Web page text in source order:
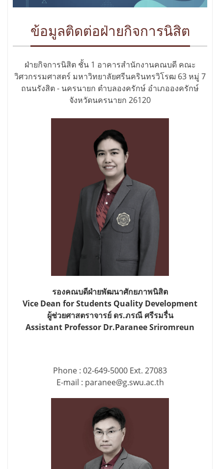
ข้อมูลติดต่อฝ่ายกิจการนิสิต
ฝ่ายกิจการนิสิต ชั้น 1 อาคารสำนักงานคณบดี คณะ
วิศวกรรมศาสตร์ มหาวิทยาลัยศรีนครินทรวิโรฒ 63 หมู่ 7
ถนนรังสิต - นครนายก ตำบลองครักษ์ อำเภอองครักษ์
จังหวัดนครนายก 26120
รองคณบดีฝ่ายพัฒนาศักยภาพนิสิต
Vice Dean for Students Quality Development
ผู้ช่วยศาสตราจารย์ ดร.ภรณี ศรีรมรื่น
Assistant Professor Dr.Paranee Sriromreun
Phone : 02-649-5000 Ext. 27083
E-mail : paranee@g.swu.ac.th